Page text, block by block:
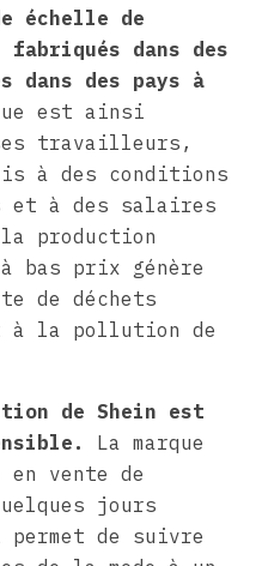
échelle de
dans des
dans des pays à
est ainsi
travailleurs,
à des conditions
à des salaires
production
bas prix génère
de déchets
à la pollution de
de Shein est
La marque
vente de
jours
de suivre